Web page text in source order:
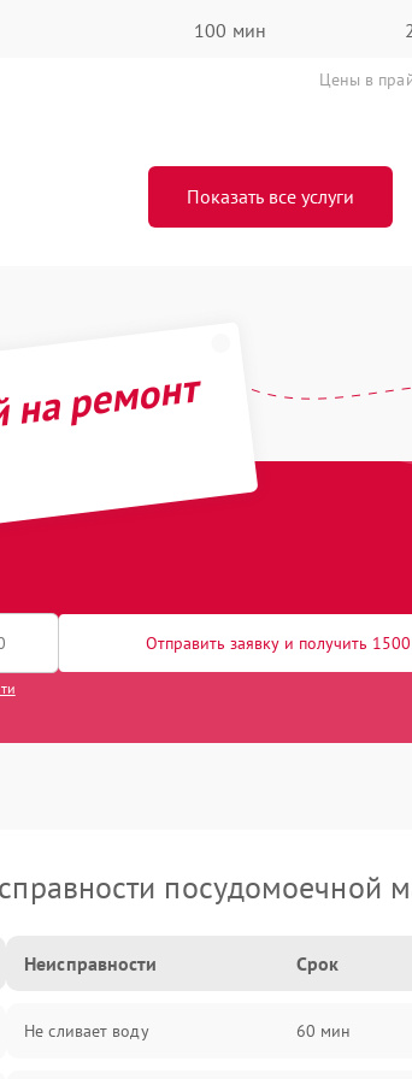
100 мин
Цены в
Показать все услуги
ремонт
Отправить заявку и получить
посудомоечной
Неисправности Срок
Не сливает воду 60 мин